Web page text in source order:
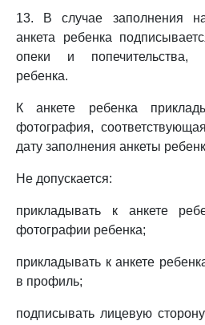
13. В случае заполнения
анкета ребенка
опеки и попечительства,
ребенка.
К анкете ребенка
фотография,
дату заполнения анкеты
Не допускается:
прикладывать к анкете
фотографии ребенка;
прикладывать к анкете
в профиль;
подписывать лицевую